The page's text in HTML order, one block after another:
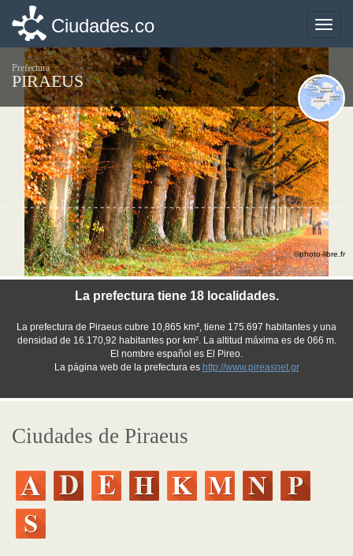
Toggle
Ciudades.co
Prefectura
PIRAEUS
La prefectura tiene 18 localidades.
La prefectura de Piraeus cubre 10,865 km², tiene 175.697 habitantes y una
densidad de 16.170,92 habitantes por km². La altitud máxima es de 066 m.
El nombre español es El Pireo.
La página web de la prefectura es http://www.pireasnet.gr
©photo-libre.fr
Ciudades de Piraeus
Toggle
Ciudades.co